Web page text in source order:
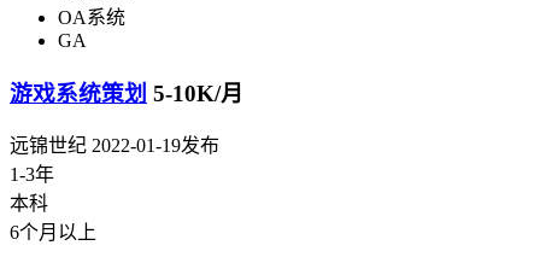
OA系统
GA
游戏系统策划 5-10K/月
远锦世纪 2022-01-19发布
1-3年
本科
6个月以上